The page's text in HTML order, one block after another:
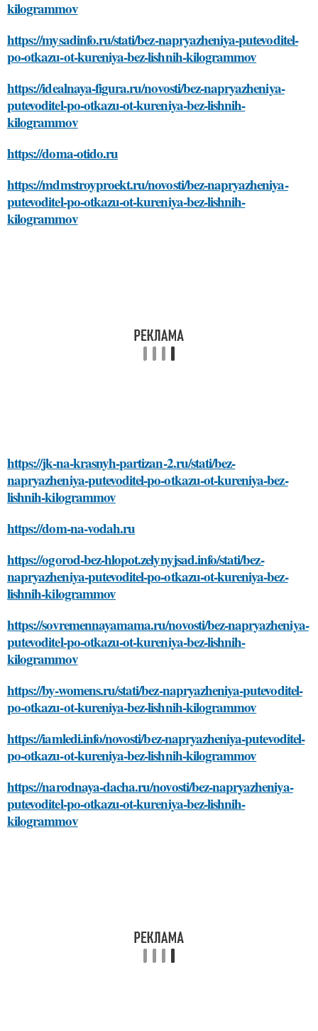
kilogrammov
https://mysadinfo.ru/stati/bez-napryazheniya-putevoditel-
po-otkazu-ot-kureniya-bez-lishnih-kilogrammov
https://idealnaya-figura.ru/novosti/bez-napryazheniya-
putevoditel-po-otkazu-ot-kureniya-bez-lishnih-
kilogrammov
https://doma-otido.ru
https://mdmstroyproekt.ru/novosti/bez-napryazheniya-
putevoditel-po-otkazu-ot-kureniya-bez-lishnih-
kilogrammov
https://jk-na-krasnyh-partizan-2.ru/stati/bez-
napryazheniya-putevoditel-po-otkazu-ot-kureniya-bez-
lishnih-kilogrammov
https://dom-na-vodah.ru
https://ogorod-bez-hlopot.zelynyjsad.info/stati/bez-
napryazheniya-putevoditel-po-otkazu-ot-kureniya-bez-
lishnih-kilogrammov
https://sovremennayamama.ru/novosti/bez-napryazheniya-
putevoditel-po-otkazu-ot-kureniya-bez-lishnih-
kilogrammov
https://by-womens.ru/stati/bez-napryazheniya-putevoditel-
po-otkazu-ot-kureniya-bez-lishnih-kilogrammov
https://iamledi.info/novosti/bez-napryazheniya-putevoditel-
po-otkazu-ot-kureniya-bez-lishnih-kilogrammov
https://narodnaya-dacha.ru/novosti/bez-napryazheniya-
putevoditel-po-otkazu-ot-kureniya-bez-lishnih-
kilogrammov